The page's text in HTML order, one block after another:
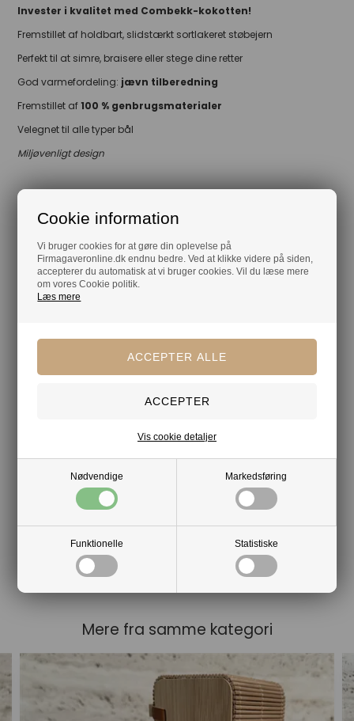
Cookie information
Vi bruger cookies for at gøre din oplevelse på
Firmagaveronline.dk endnu bedre. Ved at klikke videre på siden,
accepterer du automatisk at vi bruger cookies. Vil du læse mere
om vores Cookie politik.
Læs mere
Nødvendige Markedsføring
Funktionelle Statistiske
Vis cookie detaljer
Invester i kvalitet med Combekk-kokotten!
Fremstillet af holdbart, slidstærkt sortlakeret støbejern
Perfekt til at simre, braisere eller stege dine retter
God varmefordeling: jævn tilberedning
Fremstillet af100 % genbrugsmaterialer
Velegnet til alle typer bål
Miljøvenligt design
Din tryghed
Lagerførende
Gratis kort med hilsen og firmalogo
Hurtig levering
Mere fra samme kategori